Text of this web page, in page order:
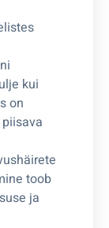
kui
on
toob
ja